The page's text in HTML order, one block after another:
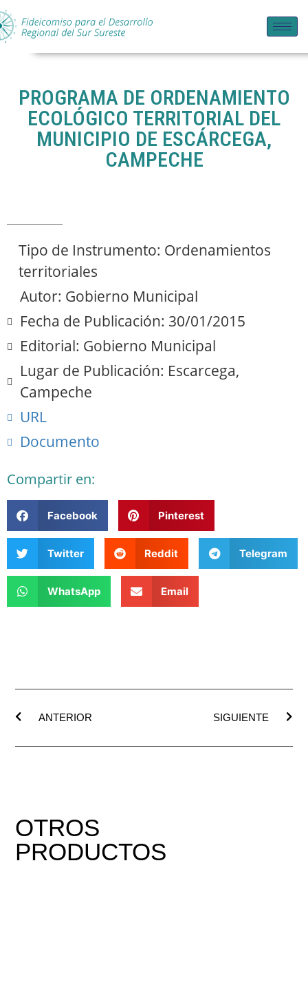
PROGRAMA DE ORDENAMIENTO
ECOLÓGICO TERRITORIAL DEL
MUNICIPIO DE ESCÁRCEGA,
CAMPECHE
Tipo de Instrumento: Ordenamientos
territoriales
Autor: Gobierno Municipal
Fecha de Publicación: 30/01/2015
Editorial: Gobierno Municipal
Lugar de Publicación: Escarcega,
Campeche
URL
Documento
Compartir en:
Facebook Pinterest
Twitter Reddit Telegram
WhatsApp Email
ANTERIOR SIGUIENTE
OTROS
PRODUCTOS